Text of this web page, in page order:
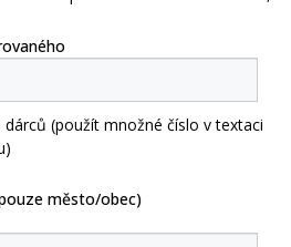
(použít množné číslo v textaci
město/obec)